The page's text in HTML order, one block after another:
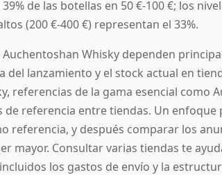
de las botellas en 50 €-100 €; los
(200 €-400 €) representan el 33%.
Whisky dependen
del lanzamiento y el stock actual en
referencias de la gama esencial como
referencia entre tiendas. Un enfoque
referencia, y después comparar los
mayor. Consultar varias tiendas te
los gastos de envío y la